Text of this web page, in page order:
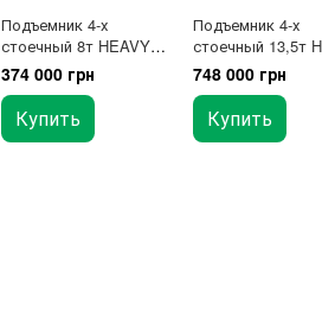
Подъемник 4-х
стоечный 8т HEAVY
DUTY
электрогидравлически
й 380В PEAK 418A
374 000 грн
Купить
Подъемник 4-х
стоечный 13,5т
DUTY
й 380В PEAK
748 000 грн
Купить